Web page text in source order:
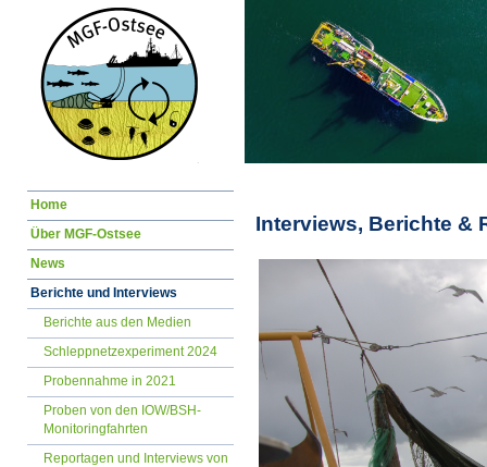
Interviews, Berichte &
Navigation
Home
Über MGF-Ostsee
News
Berichte und Interviews
Berichte aus den Medien
Schleppnetzexperiment 2024
Probennahme in 2021
Proben von den IOW/BSH-
Monitoringfahrten
Reportagen und Interviews von